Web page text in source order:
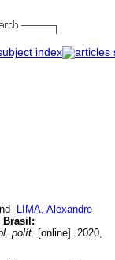
LIMA, Alexandre
:
polít. [online]. 2020,